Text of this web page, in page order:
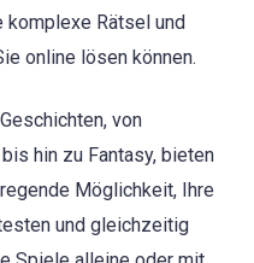
Rätsel und
online lösen können.
von
hin zu Fantasy, bieten
Möglichkeit, Ihre
und gleichzeitig